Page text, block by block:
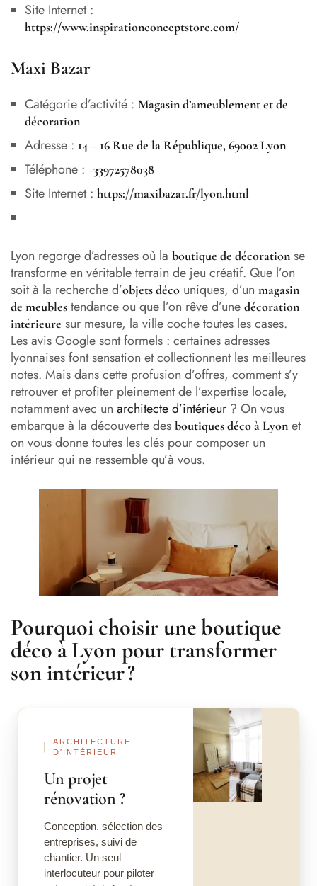
Site Internet :
https://www.inspirationconceptstore.com/
Maxi Bazar
Catégorie d’activité : Magasin d’ameublement et de
décoration
Adresse : 14 – 16 Rue de la République, 69002 Lyon
Téléphone : +33972578038
Site Internet : https://maxibazar.fr/lyon.html
Lyon regorge d’adresses où la boutique de décoration se
transforme en véritable terrain de jeu créatif. Que l’on
soit à la recherche d’objets déco uniques, d’un magasin
de meubles tendance ou que l’on rêve d’une décoration
intérieure sur mesure, la ville coche toutes les cases.
Les avis Google sont formels : certaines adresses
lyonnaises font sensation et collectionnent les meilleures
notes. Mais dans cette profusion d’offres, comment s’y
retrouver et profiter pleinement de l’expertise locale,
notamment avec un architecte d’intérieur ? On vous
embarque à la découverte des boutiques déco à Lyon et
on vous donne toutes les clés pour composer un
intérieur qui ne ressemble qu’à vous.
Pourquoi choisir une boutique
déco à Lyon pour transformer
son intérieur ?
ARCHITECTURE
D'INTÉRIEUR
Un projet
rénovation ?
Conception, sélection des
entreprises, suivi de
chantier. Un seul
interlocuteur pour piloter
Après